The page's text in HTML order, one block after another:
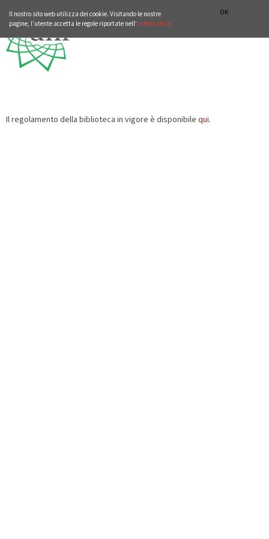
OK
Il nostro sito web utilizza dei cookie. Visitando le nostre
pagine, l’utente accetta le regole riportate nell’ informativa.
Il regolamento della biblioteca in vigore è disponibile qui.